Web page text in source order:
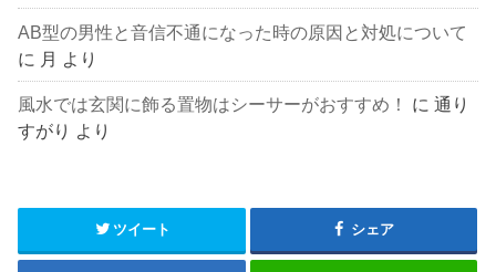
AB型の男性と音信不通になった時の原因と対処について
に 月 より
風水では玄関に飾る置物はシーサーがおすすめ！ に通り
すがり より
ツイート シェア